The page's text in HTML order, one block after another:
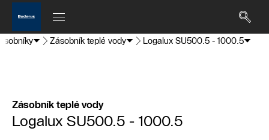
Zásobník teplé vody Logalux SU500.5 - 1000.5
Zásobník teplé vody
Logalux SU500.5 - 1000.5